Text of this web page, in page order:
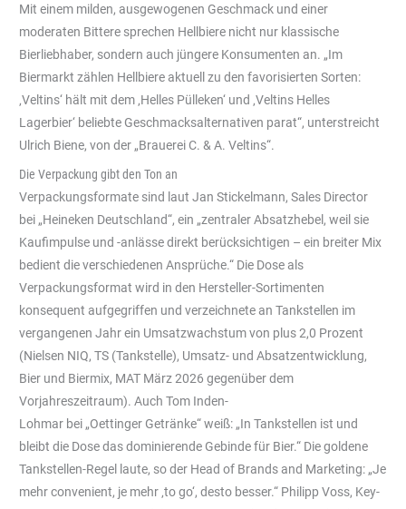
Mit einem milden, ausgewogenen Geschmack und einer
moderaten Bittere sprechen Hellbiere nicht nur klassische
Bierliebhaber, sondern auch jüngere Konsumenten an. „Im
Biermarkt zählen Hellbiere aktuell zu den favorisierten Sorten:
‚Veltins‘ hält mit dem ‚Helles Pülleken‘ und ‚Veltins Helles
Lagerbier‘ beliebte Geschmacksalternativen parat“, unterstreicht
Ulrich Biene, von der „Brauerei C. & A. Veltins“.
Die Verpackung gibt den Ton an
Verpackungsformate sind laut Jan Stickelmann, Sales Director
bei „Heineken Deutschland“, ein „zentraler Absatzhebel, weil sie
Kaufimpulse und -anlässe direkt berücksichtigen – ein breiter Mix
bedient die verschiedenen Ansprüche.“ Die Dose als
Verpackungsformat wird in den Hersteller-Sortimenten
konsequent aufgegriffen und verzeichnete an Tankstellen im
vergangenen Jahr ein Umsatzwachstum von plus 2,0 Prozent
(Nielsen NIQ, TS (Tankstelle), Umsatz- und Absatzentwicklung,
Bier und Biermix, MAT März 2026 gegenüber dem
Vorjahreszeitraum). Auch Tom Inden-
Lohmar bei „Oettinger Getränke“ weiß: „In Tankstellen ist und
bleibt die Dose das dominierende Gebinde für Bier.“ Die goldene
Tankstellen-Regel laute, so der Head of Brands and Marketing: „Je
mehr convenient, je mehr ‚to go‘, desto besser.“ Philipp Voss, Key-